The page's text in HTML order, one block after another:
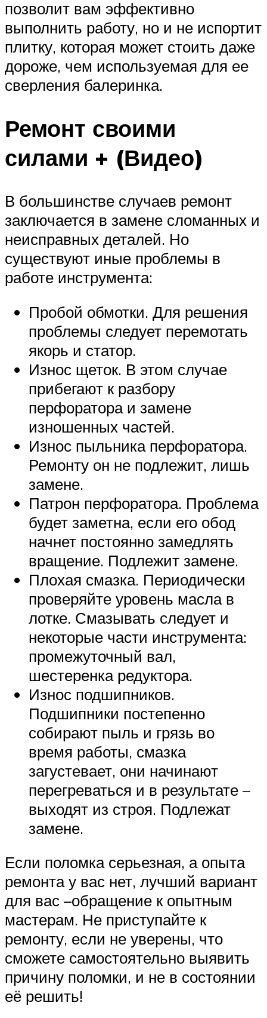
позволит вам эффективно
выполнить работу, но и не испортит
плитку, которая может стоить даже
дороже, чем используемая для ее
сверления балеринка.
Ремонт своими
силами + (Видео)
В большинстве случаев ремонт
заключается в замене сломанных и
неисправных деталей. Но
существуют иные проблемы в
работе инструмента:
Пробой обмотки. Для решения
проблемы следует перемотать
якорь и статор.
Износ щеток. В этом случае
прибегают к разбору
перфоратора и замене
изношенных частей.
Износ пыльника перфоратора.
Ремонту он не подлежит, лишь
замене.
Патрон перфоратора. Проблема
будет заметна, если его обод
начнет постоянно замедлять
вращение. Подлежит замене.
Плохая смазка. Периодически
проверяйте уровень масла в
лотке. Смазывать следует и
некоторые части инструмента:
промежуточный вал,
шестеренка редуктора.
Износ подшипников.
Подшипники постепенно
собирают пыль и грязь во
время работы, смазка
загустевает, они начинают
перегреваться и в результате –
выходят из строя. Подлежат
замене.
Если поломка серьезная, а опыта
ремонта у вас нет, лучший вариант
для вас –обращение к опытным
мастерам. Не приступайте к
ремонту, если не уверены, что
сможете самостоятельно выявить
причину поломки, и не в состоянии
её решить!